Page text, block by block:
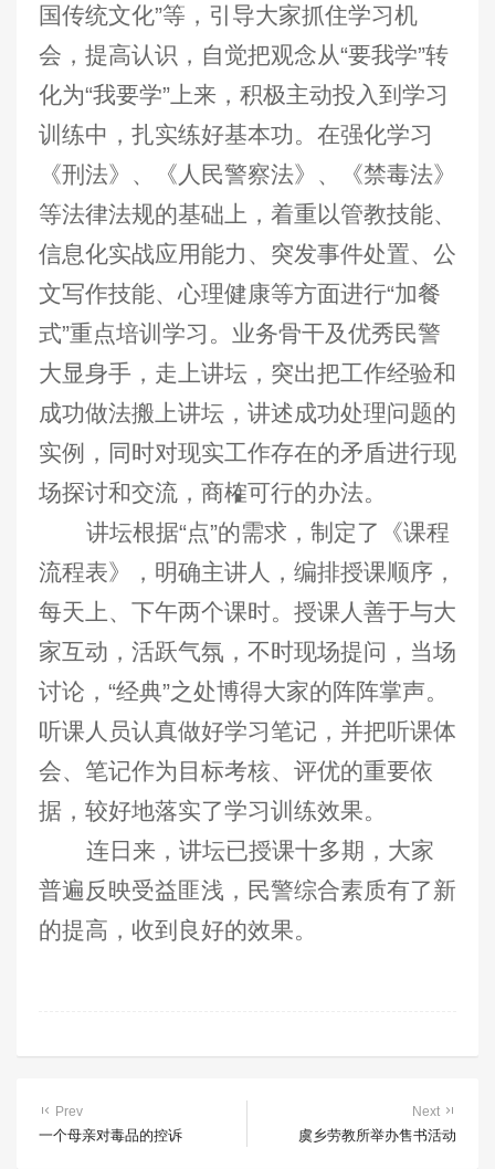
国传统文化”等，引导大家抓住学习机
会，提高认识，自觉把观念从“要我学”转
化为“我要学”上来，积极主动投入到学习
训练中，扎实练好基本功。在强化学习
《刑法》、《人民警察法》、《禁毒法》
等法律法规的基础上，着重以管教技能、
信息化实战应用能力、突发事件处置、公
文写作技能、心理健康等方面进行“加餐
式”重点培训学习。业务骨干及优秀民警
大显身手，走上讲坛，突出把工作经验和
成功做法搬上讲坛，讲述成功处理问题的
实例，同时对现实工作存在的矛盾进行现
场探讨和交流，商榷可行的办法。
讲坛根据“点”的需求，制定了《课程
流程表》，明确主讲人，编排授课顺序，
每天上、下午两个课时。授课人善于与大
家互动，活跃气氛，不时现场提问，当场
讨论，“经典”之处博得大家的阵阵掌声。
听课人员认真做好学习笔记，并把听课体
会、笔记作为目标考核、评优的重要依
据，较好地落实了学习训练效果。
连日来，讲坛已授课十多期，大家
普遍反映受益匪浅，民警综合素质有了新
的提高，收到良好的效果。
Prev
一个母亲对毒品的控诉
Next
虞乡劳教所举办售书活动